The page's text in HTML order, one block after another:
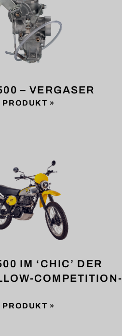
– VERGASER
PRODUKT »
IM ‘CHIC’ DER
COMPETITION-
PRODUKT »